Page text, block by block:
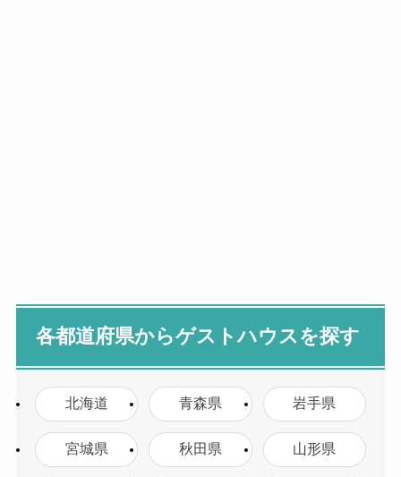
各都道府県からゲストハウスを探す
北海道 青森県 岩手県
宮城県 秋田県 山形県